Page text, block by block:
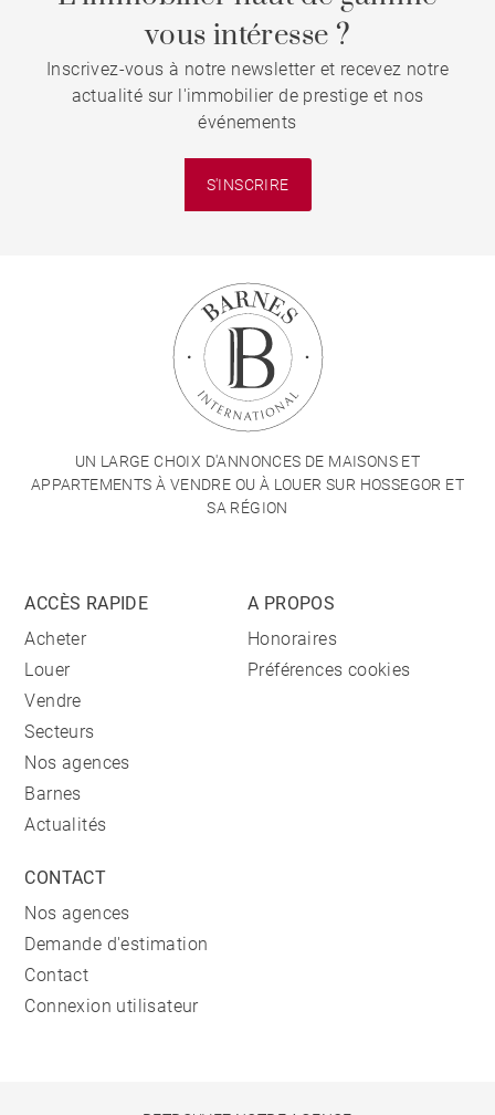
vous intéresse ?
Inscrivez-vous à notre newsletter et recevez notre
actualité sur l'immobilier de prestige et nos
événements
S'INSCRIRE
UN LARGE CHOIX D'ANNONCES DE MAISONS ET
APPARTEMENTS À VENDRE OU À LOUER SUR HOSSEGOR ET
SA RÉGION
ACCÈS RAPIDE
Acheter
Louer
Vendre
Secteurs
Nos agences
Barnes
Actualités
A PROPOS
Honoraires
Préférences cookies
CONTACT
Nos agences
Demande d'estimation
Contact
Connexion utilisateur